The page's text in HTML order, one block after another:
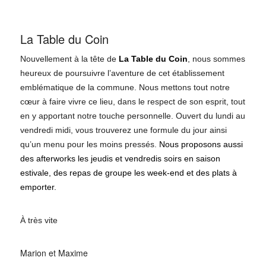
La Table du Coin
Nouvellement à la tête de La Table du Coin , nous sommes
heureux de poursuivre l’aventure de cet établissement
emblématique de la commune. Nous mettons tout notre
cœur à faire vivre ce lieu, dans le respect de son esprit, tout
en y apportant notre touche personnelle. Ouvert du lundi au
vendredi midi, vous trouverez une formule du jour ainsi
qu’un menu pour les moins pressés. Nous proposons aussi
des afterworks les jeudis et vendredis soirs en saison
estivale, des repas de groupe les week-end et des plats à
emporter.
À très vite
Marion et Maxime